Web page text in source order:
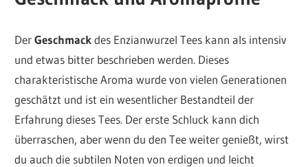
DerGeschmackdes Enzianwurzel Tees kann als intensiv
und etwas bitter beschrieben werden. Dieses
charakteristische Aroma wurde von vielen Generationen
geschätzt und ist ein wesentlicher Bestandteil der
Erfahrung dieses Tees. Der erste Schluck kann dich
überraschen, aber wenn du den Tee weiter genießt, wirst
du auch die subtilen Noten von erdigen und leicht